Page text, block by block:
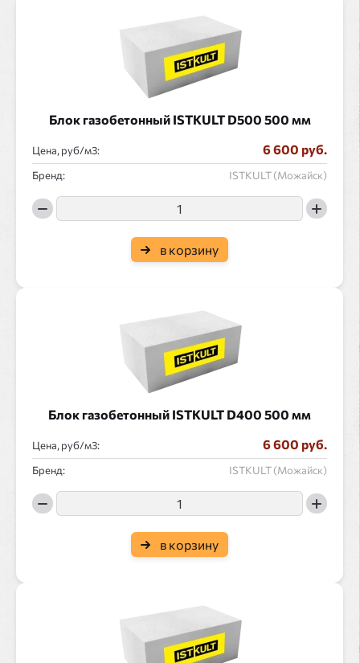
Блок газобетонный ISTKULT D500 500 мм
Цена, руб/ : 6 600 руб.
Бренд: ISTKULT (Можайск)
в корзину
Блок газобетонный ISTKULT D400 500 мм
Цена, руб/ : 6 600 руб.
Бренд: ISTKULT (Можайск)
в корзину